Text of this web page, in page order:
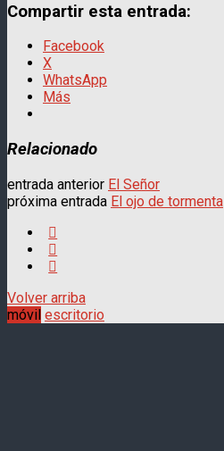
Compartir esta entrada:
Facebook
X
WhatsApp
Más
Relacionado
entrada anterior El Señor
próxima entrada El ojo de tormenta
Volver arriba
móvil escritorio